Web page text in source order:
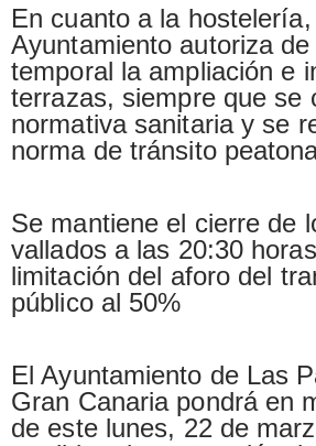
En cuanto a la hostelería,
Ayuntamiento autoriza
temporal la ampliación e
terrazas, siempre que se
normativa sanitaria y se
norma de tránsito
Se mantiene el cierre de
vallados a las 20:30
limitación del aforo del
público al 50%
El Ayuntamiento de Las
Gran Canaria pondrá en
de este lunes, 22 de